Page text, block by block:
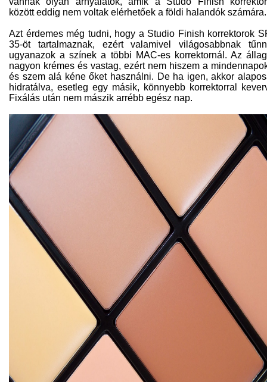
között eddig nem voltak elérhetőek a földi halandók számára.
Azt érdemes még tudni, hogy a Studio Finish korrektorok
35-öt tartalmaznak, ezért valamivel világosabbnak
ugyanazok a színek a többi MAC-es korrektornál. Az
nagyon krémes és vastag, ezért nem hiszem a
és szem alá kéne őket használni. De ha igen, akkor
hidratálva, esetleg egy másik, könnyebb korrektorral
Fixálás után nem mászik arrébb egész nap.